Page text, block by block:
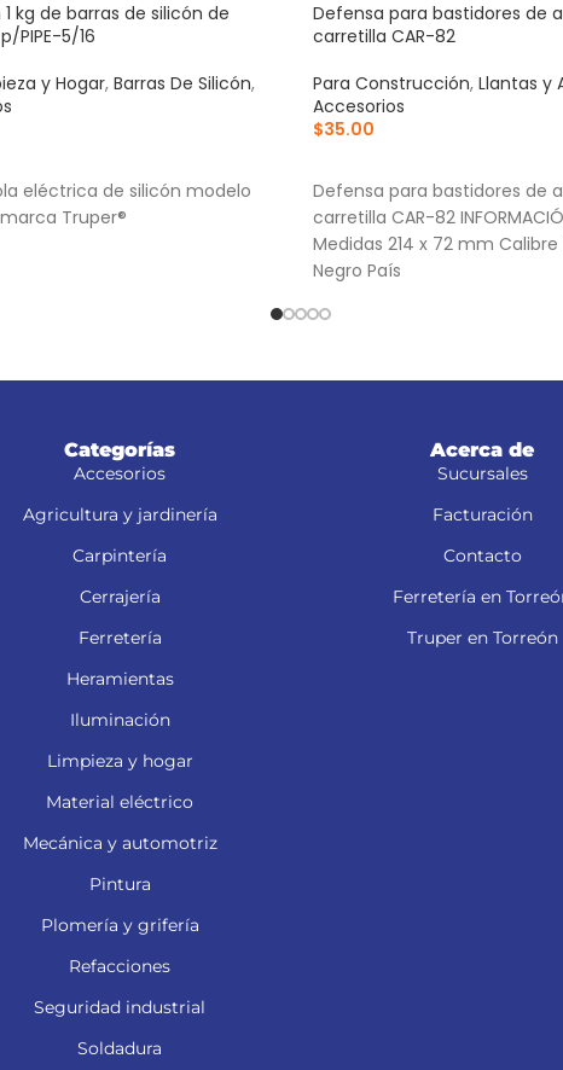
kg de barras de silicón de
PIPE-5/16
y Hogar, Barras De Silicón,
eléctrica de silicón modelo
marca Truper®
Defensa para bastidores de
carretilla CAR-82
Para Construcción, Llantas y
Accesorios
$35.00
Defensa para bastidores de
carretilla CAR-82
Medidas 214 x 72 mm Calibre
Negro País
Categorías
Accesorios
Agricultura y jardinería
Carpintería
Cerrajería
Ferretería
Heramientas
Iluminación
Limpieza y hogar
Material eléctrico
Mecánica y automotriz
Pintura
Plomería y grifería
Refacciones
Seguridad industrial
Soldadura
Acerca de
Sucursales
Facturación
Contacto
Ferretería en
Truper en Torreón